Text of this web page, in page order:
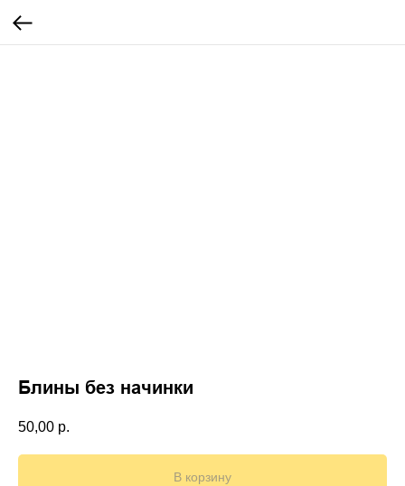
Блины без начинки
50,00 р.
В корзину